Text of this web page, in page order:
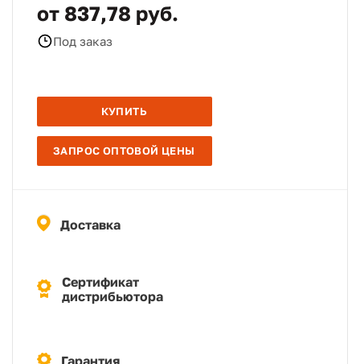
от 837,78 руб.
Под заказ
КУПИТЬ
ЗАПРОС ОПТОВОЙ ЦЕНЫ
Доставка
Сертификат
дистрибьютора
Гарантия